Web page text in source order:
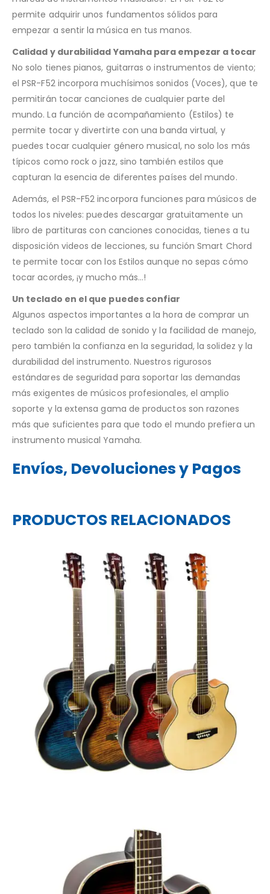
permite adquirir unos fundamentos sólidos para
empezar a sentir la música en tus manos.
Calidad y durabilidad Yamaha para empezar a tocar
No solo tienes pianos, guitarras o instrumentos de viento;
el PSR-F52 incorpora muchísimos sonidos (Voces), que te
permitirán tocar canciones de cualquier parte del
mundo. La función de acompañamiento (Estilos) te
permite tocar y divertirte con una banda virtual, y
puedes tocar cualquier género musical, no solo los más
típicos como rock o jazz, sino también estilos que
capturan la esencia de diferentes países del mundo.
Además, el PSR-F52 incorpora funciones para músicos de
todos los niveles: puedes descargar gratuitamente un
libro de partituras con canciones conocidas, tienes a tu
disposición videos de lecciones, su función Smart Chord
te permite tocar con los Estilos aunque no sepas cómo
tocar acordes, ¡y mucho más…!
Un teclado en el que puedes confiar
Algunos aspectos importantes a la hora de comprar un
teclado son la calidad de sonido y la facilidad de manejo,
pero también la confianza en la seguridad, la solidez y la
durabilidad del instrumento. Nuestros rigurosos
estándares de seguridad para soportar las demandas
más exigentes de músicos profesionales, el amplio
soporte y la extensa gama de productos son razones
más que suficientes para que todo el mundo prefiera un
instrumento musical Yamaha.
Envíos, Devoluciones y Pagos
PRODUCTOS RELACIONADOS